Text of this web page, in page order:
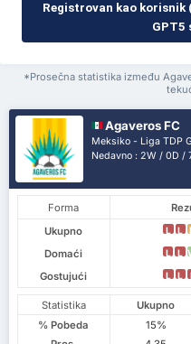
Registrovan kao korisnik
GPT5
*Prosečna statistika između
Agaveros FC
Meksiko - Liga TDP
Nedavno : 2W / 0D /
Forma
Ukupno
L L
Domaći L L
Gostujući L L
Statistika Ukupno
% Pobeda
15%